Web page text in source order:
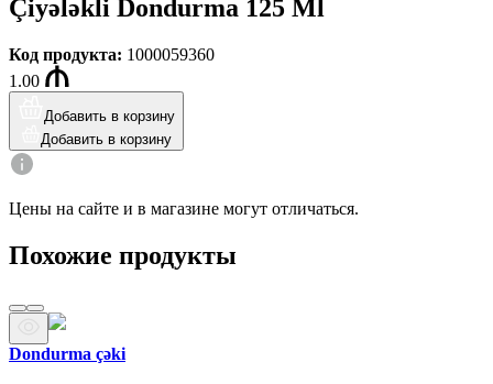
Çiyələkli Dondurma 125 Ml
Код продукта: 1000059360
1.00
Добавить в корзину
Добавить в корзину
Цены на сайте и в магазине могут отличаться.
Похожие продукты
Dondurma çəki